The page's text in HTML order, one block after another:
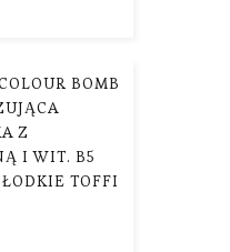
BOMB
Z
I WIT. B5
TOFFI